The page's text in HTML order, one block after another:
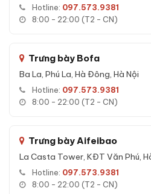
Độ dày thép cửa:12 mm
Bảo hành:36 tháng
Tính năng Két sắt
App
5 phương thức mở khóa:
Face ID:Nhận diện khuôn mặt
Hotline: 097.573.9381
8:00 - 22:00 (T2 - CN)
Trưng bày Bofa
Ba La, Phú La, Hà Đông, Hà Nội
Hotline: 097.573.9381
8:00 - 22:00 (T2 - CN)
Trưng bày Aifeibao
La Casta Tower, KĐT Văn Phú,
Hotline: 097.573.9381
8:00 - 22:00 (T2 - CN)